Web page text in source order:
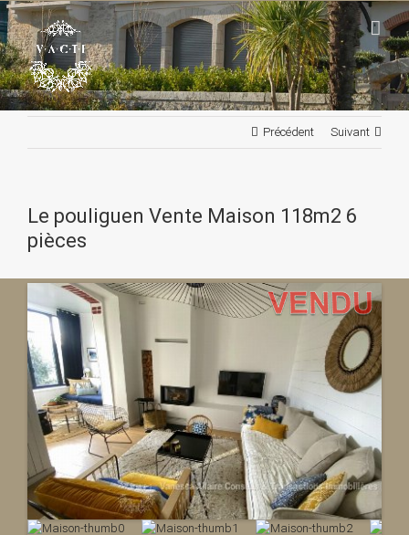
Passer
au
contenu
Précédent Suivant
Le pouliguen Vente Maison 118m2 6
pièces